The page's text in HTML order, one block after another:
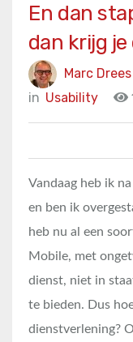
En dan
dan krijg
Marc Drees
in Usability
Vandaag heb ik
en ben ik
heb nu al een
Mobile, met
dienst, niet in
te bieden. Dus
dienstverlening?